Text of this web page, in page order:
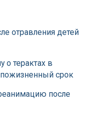
отравления детей
о терактах в
срок
после